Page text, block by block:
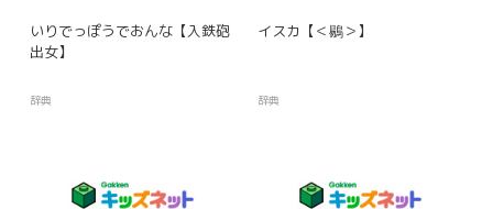
いりでっぽうでおんな【入鉄砲
出女】
辞典
イスカ【＜鶍＞】
辞典